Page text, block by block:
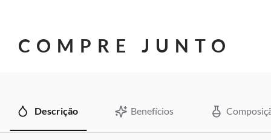
COMPRE JUNTO
Descrição Benefícios